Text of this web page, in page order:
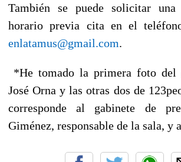
También se puede solicitar
horario previa cita en el
enlatamus@gmail.com.
*He tomado la primera foto del
José Orna y las otras dos de
corresponde al gabinete de
Giménez, responsable de la sala, y